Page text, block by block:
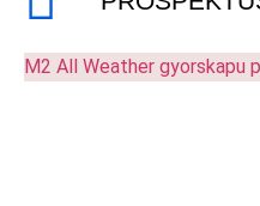
M2 All Weather gyorskapu